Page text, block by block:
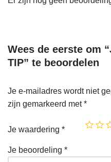
Wees de eerste om
TIP” te beoordelen
Je e-mailadres wordt niet
zijn gemarkeerd met*
Je waardering *
Je beoordeling *